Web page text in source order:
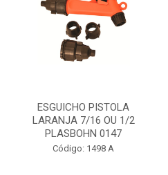
ESGUICHO PISTOLA
LARANJA 7/16 OU 1/2
PLASBOHN 0147
Código: 1498 A